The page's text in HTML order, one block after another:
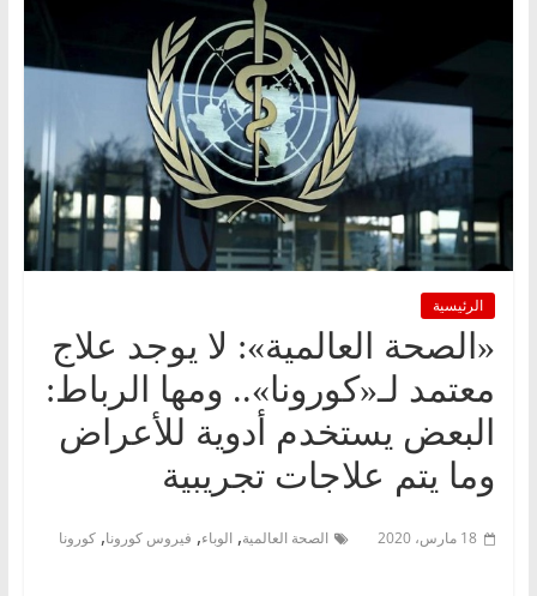
الرئيسية
«الصحة العالمية»: لا يوجد علاج
معتمد لـ«كورونا».. ومها الرباط:
البعض يستخدم أدوية للأعراض
وما يتم علاجات تجريبية
18 مارس، 2020 الصحة العالمية, الوباء, فيروس كورونا, كورونا